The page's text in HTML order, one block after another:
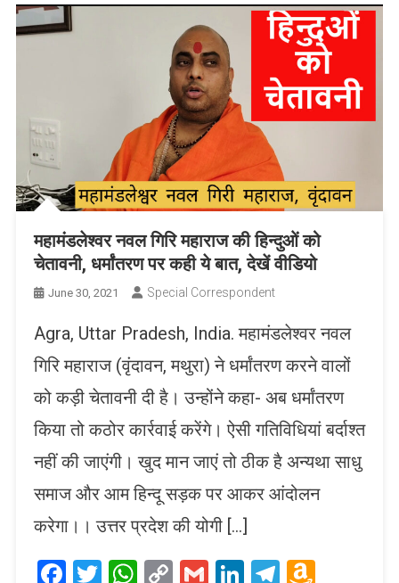
महामंडलेश्वर नवल गिरि महाराज की हिन्दुओं को
चेतावनी, धर्मांतरण पर कही ये बात, देखें वीडियो
June 30, 2021 Special Correspondent
Agra, Uttar Pradesh, India. महामंडलेश्वर नवल
गिरि महाराज (वृंदावन, मथुरा) ने धर्मांतरण करने वालों
को कड़ी चेतावनी दी है। उन्होंने कहा- अब धर्मांतरण
किया तो कठोर कार्रवाई करेंगे। ऐसी गतिविधियां बर्दाश्त
नहीं की जाएंगी। खुद मान जाएं तो ठीक है अन्यथा साधु
समाज और आम हिन्दू सड़क पर आकर आंदोलन
करेगा।। उत्तर प्रदेश की योगी […]
Facebook
Twitter
WhatsApp
CopyGmailLinkedIn
Telegram